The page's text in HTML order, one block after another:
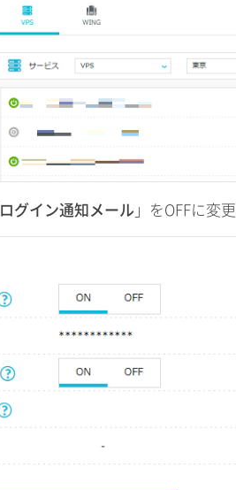
ログイン通知メール 」をOFFに変